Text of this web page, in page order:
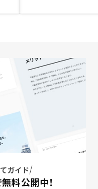
ガイド
料公開中！